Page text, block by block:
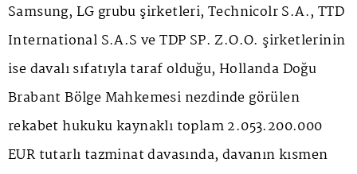
Samsung, LG grubu şirketleri, Technicolr S.A., TTD
International S.A.S ve TDP SP. Z.O.O. şirketlerinin
ise davalı sıfatıyla taraf olduğu, Hollanda Doğu
Brabant Bölge Mahkemesi nezdinde görülen
rekabet hukuku kaynaklı toplam 2.053.200.000
EUR tutarlı tazminat davasında, davanın kısmen